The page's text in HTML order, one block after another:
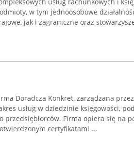
w tym jednoosobowe
jak i zagraniczne oraz
Doradcza Konkret, zarządzana
usług w dziedzinie księgowości,
przedsiębiorców. Firma opiera się na
certyfikatami ...